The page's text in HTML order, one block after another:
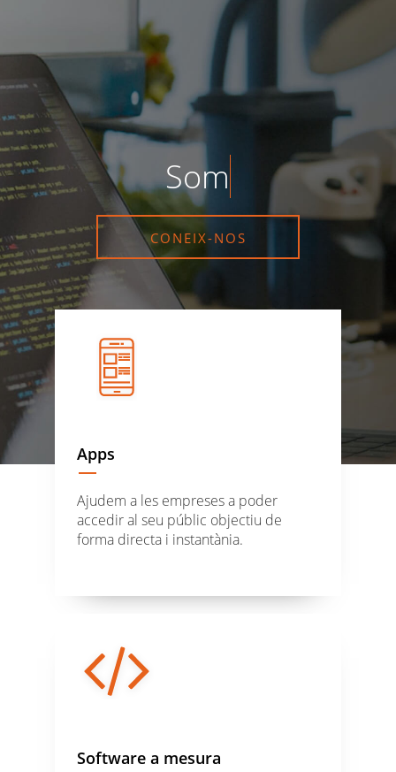
Somin
CONEIX-NOS
Apps
Ajudem a les empreses a poder
accedir al seu públic objectiu de
forma directa i instantània.
Software a mesura